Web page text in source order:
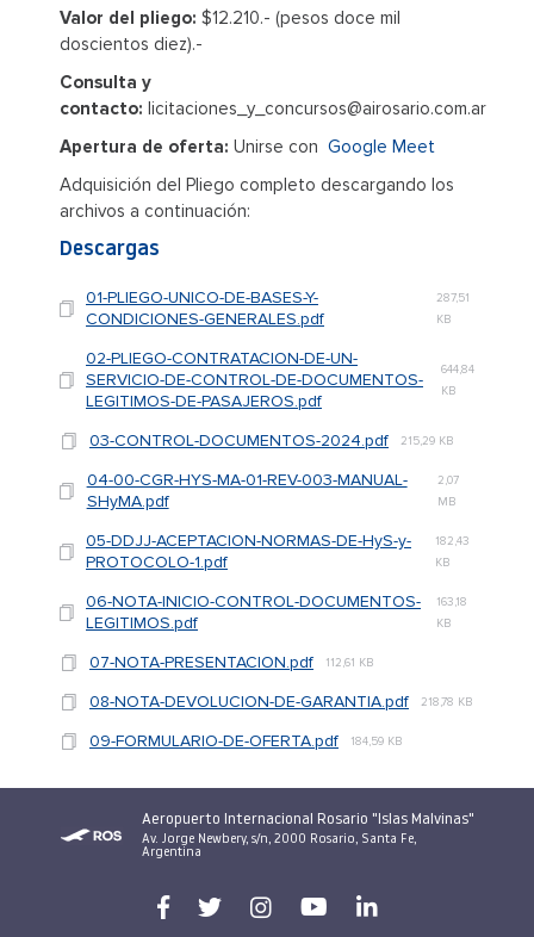
Valor del pliego: $12.210.- (pesos doce mil
doscientos diez).-
Consulta y
contacto: licitaciones_y_concursos@airosario.com.ar
Apertura de oferta: Unirse con Google Meet
Adquisición del Pliego completo descargando los
archivos a continuación:
Descargas
01-PLIEGO-UNICO-DE-BASES-Y-
CONDICIONES-GENERALES.pdf
287,51
KB
02-PLIEGO-CONTRATACION-DE-UN-
SERVICIO-DE-CONTROL-DE-DOCUMENTOS-
LEGITIMOS-DE-PASAJEROS.pdf
644,84
KB
03-CONTROL-DOCUMENTOS-2024.pdf 215,29 KB
04-00-CGR-HYS-MA-01-REV-003-MANUAL-
SHyMA.pdf
2,07
MB
05-DDJJ-ACEPTACION-NORMAS-DE-HyS-y-
PROTOCOLO-1.pdf
182,43
KB
06-NOTA-INICIO-CONTROL-DOCUMENTOS-
LEGITIMOS.pdf
163,18
KB
07-NOTA-PRESENTACION.pdf 112,61 KB
08-NOTA-DEVOLUCION-DE-GARANTIA.pdf 218,78 KB
09-FORMULARIO-DE-OFERTA.pdf 184,59 KB
Aeropuerto Internacional Rosario "Islas Malvinas"
Av. Jorge Newbery, s/n, 2000 Rosario, Santa Fe,
Argentina